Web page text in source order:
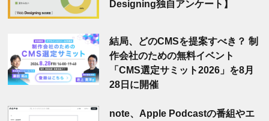
Designing独自アンケート】
結局、どのCMSを提案すべき？ 制
作会社のための無料イベント
「CMS選定サミット2026」を8月
28日に開催
note、Apple Podcastの番組やエ